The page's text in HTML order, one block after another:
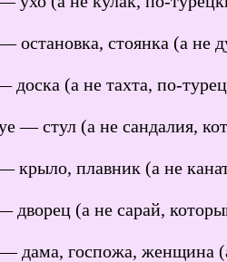
остановка, стоянка (а не
доска (а не тахта, по-
— стул (а не сандалия,
крыло, плавник (а не
дворец (а не сарай,
дама, госпожа, женщина